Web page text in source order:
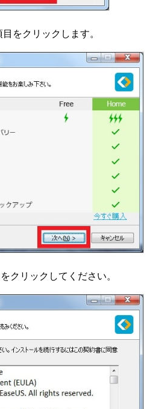
をクリックします。
クリックしてください。